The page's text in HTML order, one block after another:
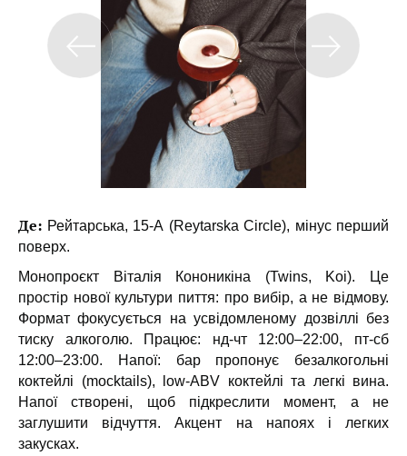
Де: Рейтарська, 15-А (Reytarska Circle), мінус перший
поверх.
Монопроєкт Віталія Кононикіна (Twins, Koi). Це
простір нової культури пиття: про вибір, а не відмову.
Формат фокусується на усвідомленому дозвіллі без
тиску алкоголю. Працює: нд-чт 12:00–22:00, пт-сб
12:00–23:00. Напої: бар пропонує безалкогольні
коктейлі (mocktails), low-ABV коктейлі та легкі вина.
Напої створені, щоб підкреслити момент, а не
заглушити відчуття. Акцент на напоях і легких
закусках.